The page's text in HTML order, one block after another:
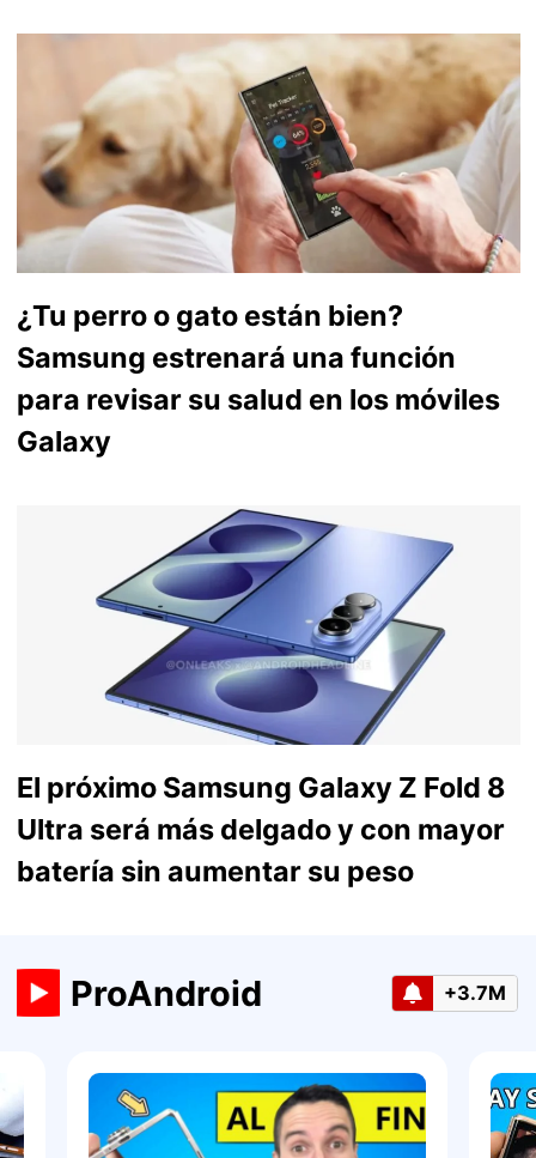
¿Tu perro o gato están bien?
Samsung estrenará una función
para revisar su salud en los móviles
Galaxy
El próximo Samsung Galaxy Z Fold 8
Ultra será más delgado y con mayor
batería sin aumentar su peso
ProAndroid +3.7M